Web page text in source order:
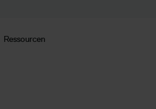
Ressourcen